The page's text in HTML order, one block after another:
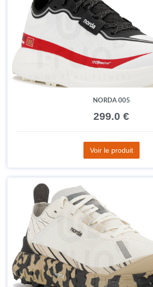
NORDA 005
299.0 €
Voir le produit